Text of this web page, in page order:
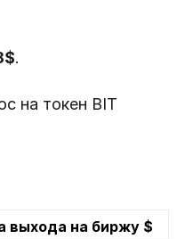
.
на токен BIT
выхода на биржу $